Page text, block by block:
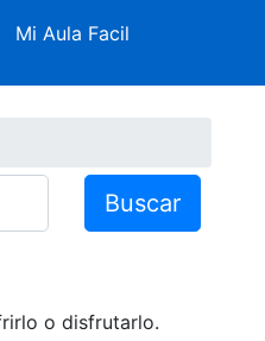
Mi Aula Facil
Buscar
o disfrutarlo.